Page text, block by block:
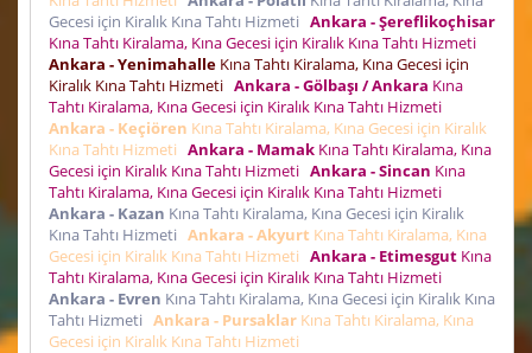
Gecesi için Kiralık Kına Tahtı Hizmeti Ankara - Şereflikoçhisar
Kına Tahtı Kiralama, Kına Gecesi için Kiralık Kına Tahtı Hizmeti
Ankara - Yenimahalle Kına Tahtı Kiralama, Kına Gecesi için
Kiralık Kına Tahtı Hizmeti Ankara - Gölbaşı / Ankara Kına
Tahtı Kiralama, Kına Gecesi için Kiralık Kına Tahtı Hizmeti
Ankara - Keçiören Kına Tahtı Kiralama, Kına Gecesi için Kiralık
Kına Tahtı Hizmeti Ankara - Mamak Kına Tahtı Kiralama, Kına
Gecesi için Kiralık Kına Tahtı Hizmeti Ankara - Sincan Kına
Tahtı Kiralama, Kına Gecesi için Kiralık Kına Tahtı Hizmeti
Ankara - Kazan Kına Tahtı Kiralama, Kına Gecesi için Kiralık
Kına Tahtı Hizmeti Ankara - Akyurt Kına Tahtı Kiralama, Kına
Gecesi için Kiralık Kına Tahtı Hizmeti Ankara - Etimesgut Kına
Tahtı Kiralama, Kına Gecesi için Kiralık Kına Tahtı Hizmeti
Ankara - Evren Kına Tahtı Kiralama, Kına Gecesi için Kiralık Kına
Tahtı Hizmeti Ankara - Pursaklar Kına Tahtı Kiralama, Kına
Gecesi için Kiralık Kına Tahtı Hizmeti